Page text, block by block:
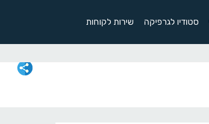
סטודיו לגרפיקה שירות לקוחות